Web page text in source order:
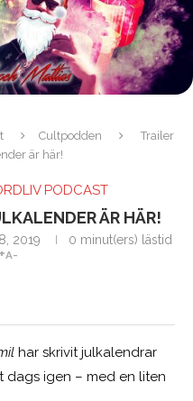
Cultpodden
Trailer
är här!
PODCAST
ÄR HÄR!
2019
0 minut(ers) lästid
A-
har skrivit julkalendrar
dags igen – med en liten